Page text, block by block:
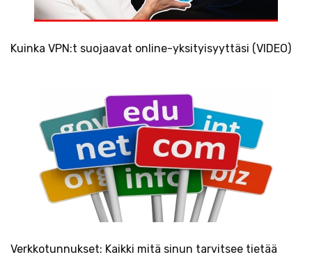
Kuinka VPN:t suojaavat online-yksityisyyttäsi (VIDEO)
Verkkotunnukset: Kaikki mitä sinun tarvitsee tietää